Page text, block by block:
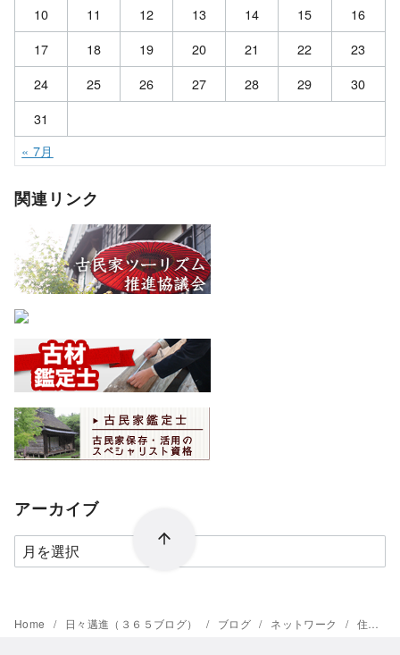
10
11 12 13 14 15
16
17
18 19 20 21 22
23
24
25 26 27 28 29
30
31
« 7月
関連リンク
アーカイブ
ア
ー
イ
Home 日々邁進（３６５ブログ） ブログ ネットワーク 住育学校と木の話